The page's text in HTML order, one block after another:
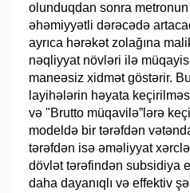
olunduqdan sonra
əhəmiyyətli dərəcədə
ayrıca hərəkət zolağına
nəqliyyat növləri ilə
maneəsiz xidmət göstərir.
layihələrin həyata
və "Brutto müqavilə”lərə
modeldə bir tərəfdən
tərəfdən isə əməliyyat
dövlət tərəfindən subsidiya
daha dayanıqlı və effektiv